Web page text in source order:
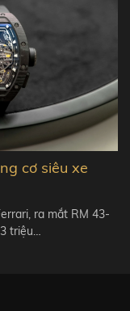
cơ siêu xe
ra mắt RM 43-
triệu…